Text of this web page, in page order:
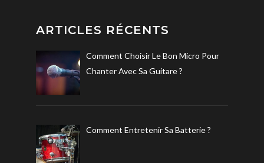
ARTICLES RÉCENTS
Comment Choisir Le Bon Micro Pour
Chanter Avec Sa Guitare ?
Comment Entretenir Sa Batterie ?